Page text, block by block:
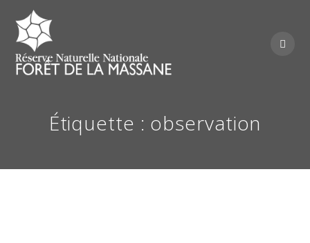
Étiquette : observation